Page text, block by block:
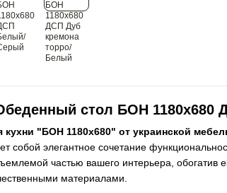
стол БОН 1180х680
"БОН 1180х680" от украинской
собой элегантное сочетание
частью вашего интерьера, обогатив
материалами.